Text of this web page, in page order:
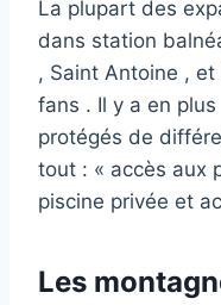
La plupart des
dans station
, Saint Antoine ,
fans . Il y a en
protégés de
tout : « accès aux
piscine privée et
Les